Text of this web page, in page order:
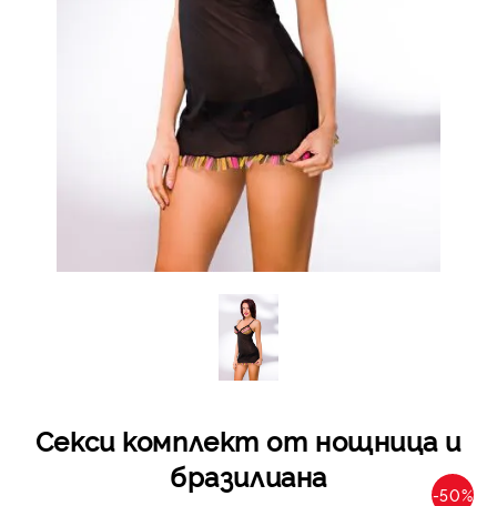
Секси комплект от нощница и
бразилиана
-50%